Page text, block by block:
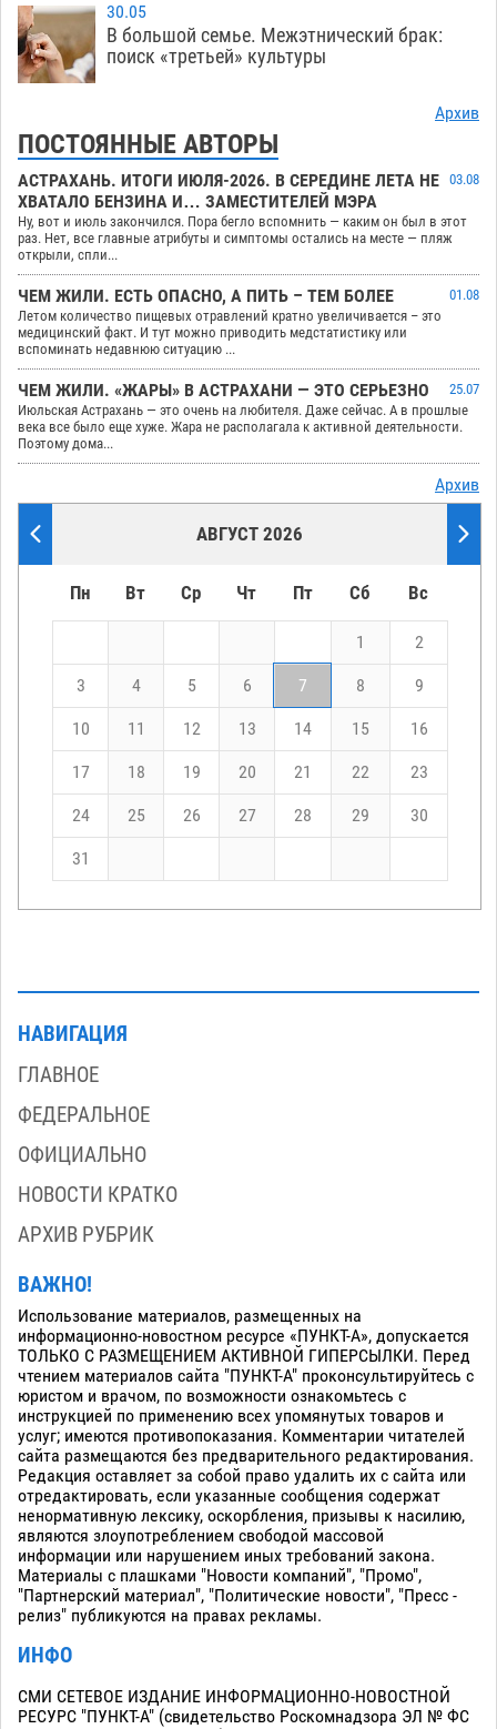
30.05
В большой семье. Межэтнический брак:
поиск «третьей» культуры
Архив
ПОСТОЯННЫЕ АВТОРЫ
АСТРАХАНЬ. ИТОГИ ИЮЛЯ-2026. В СЕРЕДИНЕ ЛЕТА НЕ
ХВАТАЛО БЕНЗИНА И… ЗАМЕСТИТЕЛЕЙ МЭРА
03.08
Ну, вот и июль закончился. Пора бегло вспомнить — каким он был в этот
раз. Нет, все главные атрибуты и симптомы остались на месте — пляж
открыли, спли...
ЧЕМ ЖИЛИ. ЕСТЬ ОПАСНО, А ПИТЬ – ТЕМ БОЛЕЕ
01.08
Летом количество пищевых отравлений кратно увеличивается – это
медицинский факт. И тут можно приводить медстатистику или
вспоминать недавнюю ситуацию ...
ЧЕМ ЖИЛИ. «ЖАРЫ» В АСТРАХАНИ — ЭТО СЕРЬЕЗНО
25.07
Июльская Астрахань — это очень на любителя. Даже сейчас. А в прошлые
века все было еще хуже. Жара не располагала к активной деятельности.
Поэтому дома...
Архив
АВГУСТ 2026
Пн Вт Ср Чт Пт Сб Вс
1 2
3 4 5 6 7 8 9
10 11 12 13 14 15 16
17 18 19 20 21 22 23
24 25 26 27 28 29 30
31
НАВИГАЦИЯ
ГЛАВНОЕ
ФЕДЕРАЛЬНОЕ
ОФИЦИАЛЬНО
НОВОСТИ КРАТКО
АРХИВ РУБРИК
ВАЖНО!
Использование материалов, размещенных на
информационно-новостном ресурсе «ПУНКТ-А», допускается
ТОЛЬКО С РАЗМЕЩЕНИЕМ АКТИВНОЙ ГИПЕРСЫЛКИ. Перед
чтением материалов сайта "ПУНКТ-А" проконсультируйтесь с
юристом и врачом, по возможности ознакомьтесь с
инструкцией по применению всех упомянутых товаров и
услуг; имеются противопоказания. Комментарии читателей
сайта размещаются без предварительного редактирования.
Редакция оставляет за собой право удалить их с сайта или
отредактировать, если указанные сообщения содержат
ненормативную лексику, оскорбления, призывы к насилию,
являются злоупотреблением свободой массовой
информации или нарушением иных требований закона.
Материалы с плашками "Новости компаний", "Промо",
"Партнерский материал", "Политические новости", "Пресс -
релиз" публикуются на правах рекламы.
ИНФО
СМИ СЕТЕВОЕ ИЗДАНИЕ ИНФОРМАЦИОННО-НОВОСТНОЙ
РЕСУРС "ПУНКТ-А" (свидетельство Роскомнадзора ЭЛ № ФС